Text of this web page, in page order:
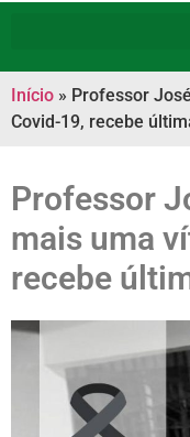
Início » Professor
Covid-19, recebe
Professor
mais uma
recebe